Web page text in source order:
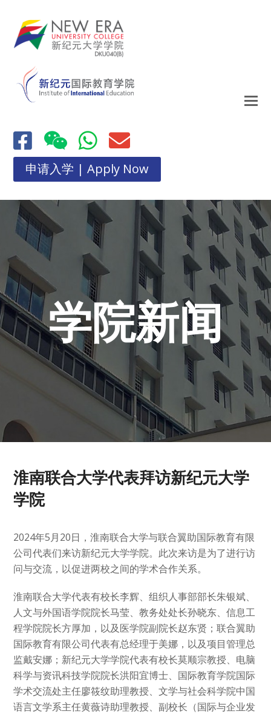
申请入学 | Apply Now
学院新闻
淮南联合大学代表拜访新纪元大学
学院
2024年5月20日，淮南联合大学与联合翼助国际教育有限
公司代表们来访新纪元大学学院。此次来访是为了进行访
问与交流，以促进两校之间的学术合作关系。
淮南联合大学代表有校长李辉、组织人事部部长朱银斌、
人文与外国语学院院长马莹、教务处处长孙晓东、信息工
程学院院长方厚加，以及医学院副院长赵东贤；联合翼助
国际教育有限公司代表有总经理于美娜，以及项目管理总
监戴安娜；新纪元大学学院代表有校长莫顺宗教授、电脑
科学与资讯科技学院院长洪阳宜博士、国际教育学院国际
学术交流处主任廖筱纹助理教授、文学与社会科学院中国
语言文学系主任黄薇诗助理教授、副校长（国际与企业发